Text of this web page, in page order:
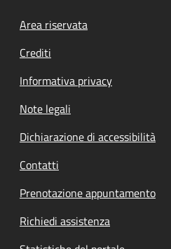
Footer menu
Area riservata
Crediti
Informativa privacy
Note legali
Dichiarazione di accessibilità
Contatti
Prenotazione appuntamento
Richiedi assistenza